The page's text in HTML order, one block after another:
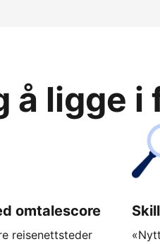
å ligge
omtalescore
reisenettsteder